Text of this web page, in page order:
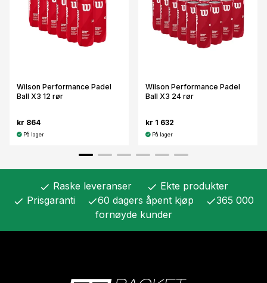
Wilson Performance Padel
Ball X3 12 rør
kr 864
På lager
Wilson Performance Padel
Ball X3 24 rør
kr 1 632
På lager
check Raske leveranser check Ekte produkter
check Prisgaranti check60 dagers åpent kjøp check365 000
fornøyde kunder